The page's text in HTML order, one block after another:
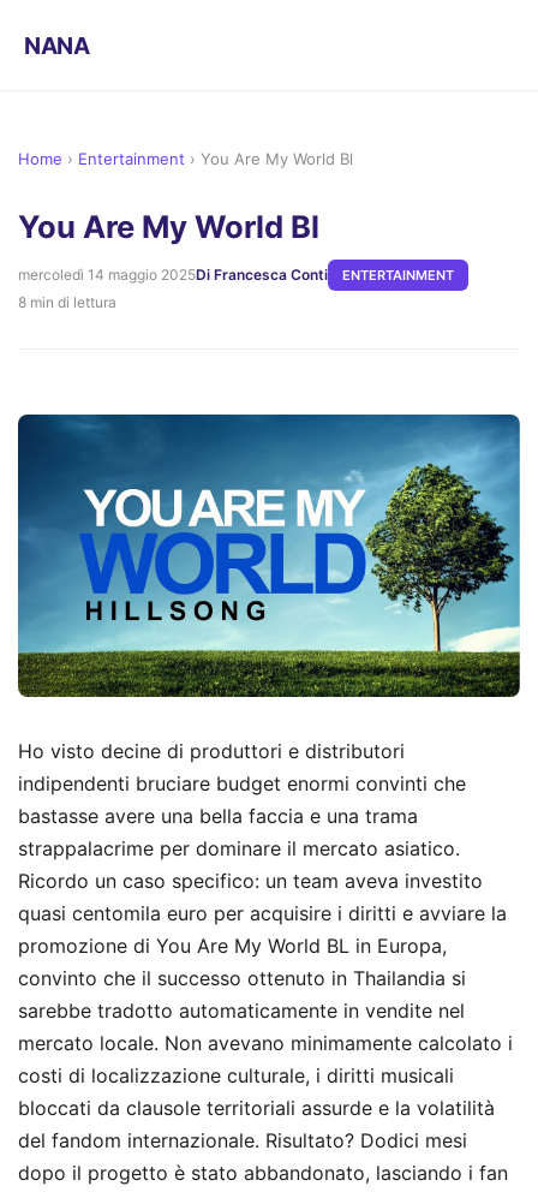
NANA
Home › Entertainment › You Are My World Bl
You Are My World Bl
mercoledì 14 maggio 2025Di Francesca Conti ENTERTAINMENT
8 min di lettura
Ho visto decine di produttori e distributori
indipendenti bruciare budget enormi convinti che
bastasse avere una bella faccia e una trama
strappalacrime per dominare il mercato asiatico.
Ricordo un caso specifico: un team aveva investito
quasi centomila euro per acquisire i diritti e avviare la
promozione di You Are My World BL in Europa,
convinto che il successo ottenuto in Thailandia si
sarebbe tradotto automaticamente in vendite nel
mercato locale. Non avevano minimamente calcolato i
costi di localizzazione culturale, i diritti musicali
bloccati da clausole territoriali assurde e la volatilità
del fandom internazionale. Risultato? Dodici mesi
dopo il progetto è stato abbandonato, lasciando i fan